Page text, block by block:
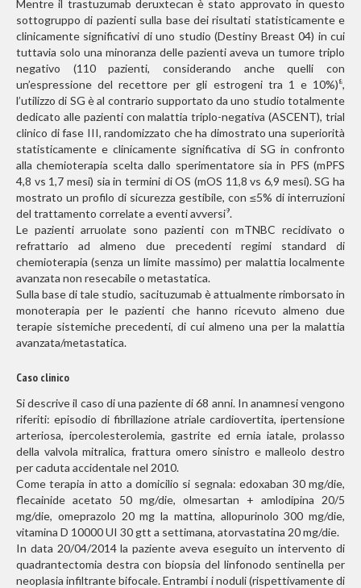
Mentre il trastuzumab deruxtecan è stato approvato in questo
sottogruppo di pazienti sulla base dei risultati statisticamente e
clinicamente significativi di uno studio (Destiny Breast 04) in cui
tuttavia solo una minoranza delle pazienti aveva un tumore triplo
negativo (110 pazienti, considerando anche quelli con
un’espressione del recettore per gli estrogeni tra 1 e 10%) 8,
l’utilizzo di SG è al contrario supportato da uno studio totalmente
dedicato alle pazienti con malattia triplo-negativa (ASCENT), trial
clinico di fase III, randomizzato che ha dimostrato una superiorità
statisticamente e clinicamente significativa di SG in confronto
alla chemioterapia scelta dallo sperimentatore sia in PFS (mPFS
4,8 vs 1,7 mesi) sia in termini di OS (mOS 11,8 vs 6,9 mesi). SG ha
mostrato un profilo di sicurezza gestibile, con ≤5% di interruzioni
del trattamento correlate a eventi avversi9.
Le pazienti arruolate sono pazienti con mTNBC recidivato o
refrattario ad almeno due precedenti regimi standard di
chemioterapia (senza un limite massimo) per malattia localmente
avanzata non resecabile o metastatica.
Sulla base di tale studio, sacituzumab è attualmente rimborsato in
monoterapia per le pazienti che hanno ricevuto almeno due
terapie sistemiche precedenti, di cui almeno una per la malattia
avanzata/metastatica.
Caso clinico
Si descrive il caso di una paziente di 68 anni. In anamnesi vengono
riferiti: episodio di fibrillazione atriale cardiovertita, ipertensione
arteriosa, ipercolesterolemia, gastrite ed ernia iatale, prolasso
della valvola mitralica, frattura omero sinistro e malleolo destro
per caduta accidentale nel 2010.
Come terapia in atto a domicilio si segnala: edoxaban 30 mg/die,
flecainide acetato 50 mg/die, olmesartan + amlodipina 20/5
mg/die, omeprazolo 20 mg la mattina, allopurinolo 300 mg/die,
vitamina D 10000 UI 30 gtt a settimana, atorvastatina 20 mg/die.
In data 20/04/2014 la paziente aveva eseguito un intervento di
quadrantectomia destra con biopsia del linfonodo sentinella per
neoplasia infiltrante bifocale. Entrambi i noduli (rispettivamente di